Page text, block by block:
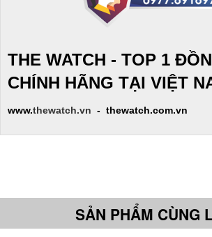
THE WATCH - TOP 1
CHÍNH HÃNG TẠI VIỆT
www.thewatch.vn - thewatch.com.vn
SẢN PHẨM CÙNG